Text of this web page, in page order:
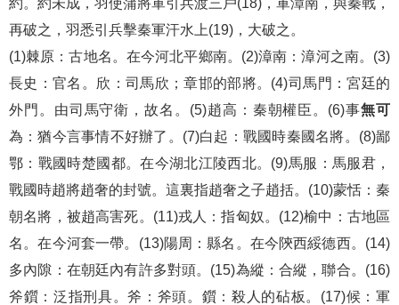
約。約未成，羽使蒲將軍引兵渡三戶(18)，軍漳南，與秦戰，
再破之，羽悉引兵擊秦軍汗水上(19)，大破之。
(1)棘原：古地名。在今河北平鄉南。(2)漳南：漳河之南。(3)
長史：官名。欣：司馬欣；章邯的部將。(4)司馬門：宮廷的
外門。由司馬守衛，故名。(5)趙高：秦朝權臣。(6)事無可
為：猶今言事情不好辦了。(7)白起：戰國時秦國名將。(8)鄙
鄂：戰國時楚國都。在今湖北江陵西北。(9)馬服：馬服君，
戰國時趙將趙奢的封號。這裏指趙奢之子趙括。(10)蒙恬：秦
朝名將，被趙高害死。(11)戎人：指匈奴。(12)榆中：古地區
名。在今河套一帶。(13)陽周：縣名。在今陝西綏德西。(14)
多內隙：在朝廷內有許多對頭。(15)為縱：合縱，聯合。(16)
斧鑕：泛指刑具。斧：斧頭。鑕：殺人的砧板。(17)候：軍